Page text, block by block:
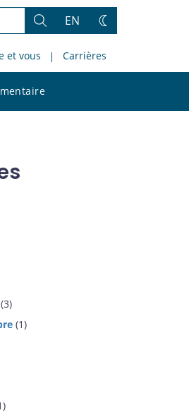
Rechercher
EN
Changez
thème
et vous Carrières
le
(3)
(1)